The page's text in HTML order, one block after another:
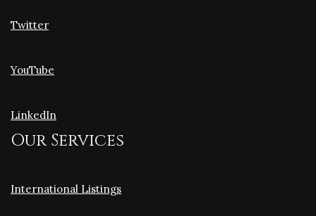
Twitter
YouTube
LinkedIn
Our Services
International Listings